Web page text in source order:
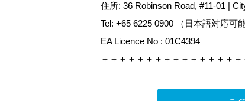
住所: 36 Robinson Road, #11-01 |
Tel: +65 6225 0900 （日本語対応可能
EA Licence No : 01C4394
＋＋＋＋＋＋＋＋＋＋＋＋＋＋＋